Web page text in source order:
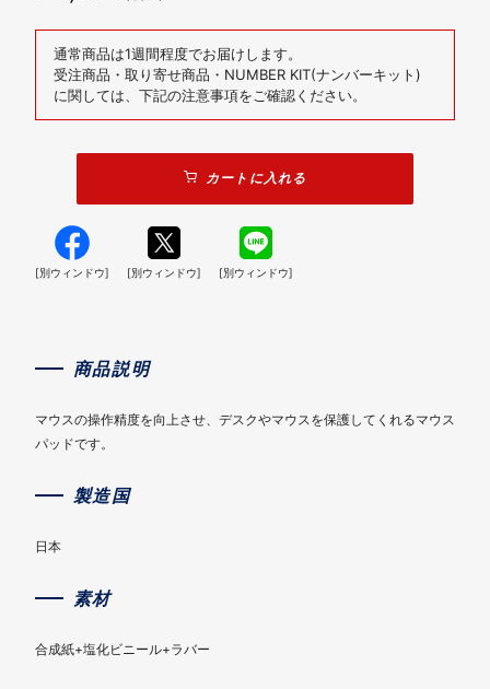
通常商品は1週間程度でお届けします。
受注商品・取り寄せ商品・NUMBER KIT(ナンバーキット)
に関しては、下記の注意事項をご確認ください。
カートに入れる
[別ウィンドウ] [別ウィンドウ] [別ウィンドウ]
商品説明
マウスの操作精度を向上させ、デスクやマウスを保護してくれるマウス
パッドです。
製造国
日本
素材
合成紙+塩化ビニール+ラバー